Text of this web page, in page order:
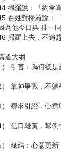
掃羅說：「約拿
百姓對掃羅說：
為他今日與 神一
掃羅上去，不追
道大綱
） 引言：為何總是
） 靠神爭戰．不
） 尋求引證．心
） 信口雌黃．幫
） 總結：心意更新